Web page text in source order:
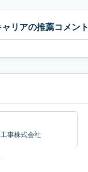
リアの推薦コメント
事株式会社